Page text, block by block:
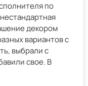
по
декором
выбрали с
свое. В